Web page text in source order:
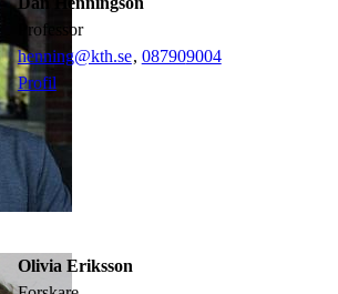
professor
henning@kth.se, 087909004
Profil
Olivia Eriksson